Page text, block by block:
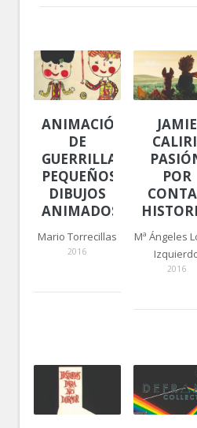
ANIMACIÓN
DE
GUERRILLA.
PEQUEÑOS
DIBUJOS
ANIMADOS
Mario Torrecillas
2016
JAMIE
POR
Mª Ángeles
2016